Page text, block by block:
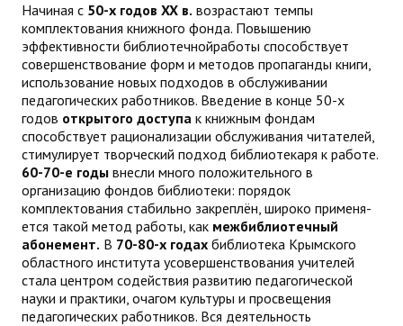
КОНТАКТЫ
Начиная с 50-х годов XX в. возрастают темпы
комплектования книжного фонда. Повышению
эффективности библиотечнойработы способствует
совершенствование форм и методов пропаганды книги,
использование новых подходов в обслуживании
педагогических работников. Введение в конце 50-х
годов открытого доступа к книжным фондам
способствует рационализации обслуживания читателей,
стимулирует творческий подход библиотекаря к работе.
60-70-е годы внесли много положительного в
организацию фондов библиотеки: порядок
комплектования стабильно закреплён, широко применя­
ется такой метод работы, как межбиблиотечный
абонемент. В 70-80-х годах библиотека Крымского
областного института усовершенствования учителей
стала центром содействия развитию педагогической
науки и практики, очагом культуры и просвещения
педагогических работников. Вся деятельность